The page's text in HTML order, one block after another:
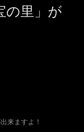
の里」が
来ますよ！